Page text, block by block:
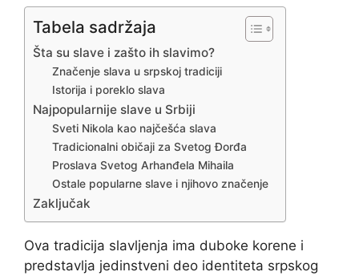
Tabela sadržaja
Šta su slave i zašto ih slavimo?
Značenje slava u srpskoj tradiciji
Istorija i poreklo slava
Najpopularnije slave u Srbiji
Sveti Nikola kao najčešća slava
Tradicionalni običaji za Svetog Đorđa
Proslava Svetog Arhanđela Mihaila
Ostale popularne slave i njihovo značenje
Zaključak
Ova tradicija slavljenja ima duboke korene i
predstavlja jedinstveni deo identiteta srpskog